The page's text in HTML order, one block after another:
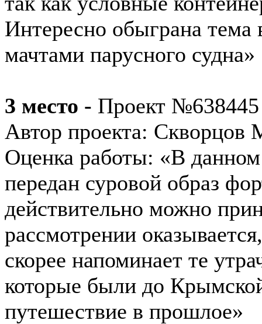
Интересно обыграна тема
мачтами парусного судна»
3 место - Проект №638445
Автор проекта: Скворцов
Оценка работы: «В данном
передан суровой образ
действительно можно
рассмотрении
скорее напоминает те
которые были до
путешествие в прошлое»